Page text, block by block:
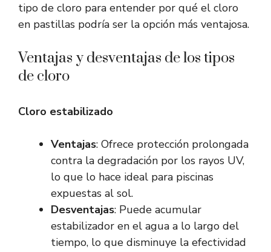
tipo de cloro para entender por qué el cloro
en pastillas podría ser la opción más ventajosa.
Ventajas y desventajas de los tipos
de cloro
Cloro estabilizado
Ventajas: Ofrece protección prolongada
contra la degradación por los rayos UV,
lo que lo hace ideal para piscinas
expuestas al sol.
Desventajas: Puede acumular
estabilizador en el agua a lo largo del
tiempo, lo que disminuye la efectividad